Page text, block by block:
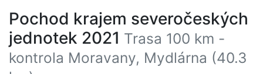
Pochod krajem severočeských
jednotek 2021 Trasa 100 km -
kontrola Moravany, Mydlárna (40.3